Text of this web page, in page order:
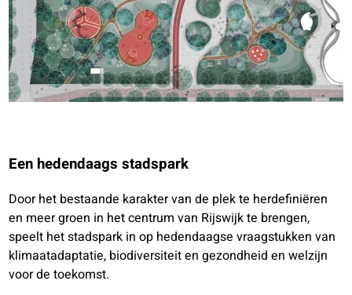
Een hedendaags stadspark
Door het bestaande karakter van de plek te herdefiniëren
en meer groen in het centrum van Rijswijk te brengen,
speelt het stadspark in op hedendaagse vraagstukken van
klimaatadaptatie, biodiversiteit en gezondheid en welzijn
voor de toekomst.